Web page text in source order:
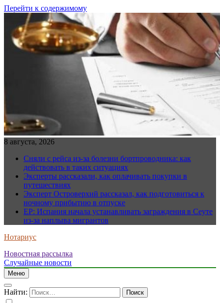
Перейти к содержимому
8 августа, 2026
Сняли с рейса из-за болезни бортпроводника: как
действовать в таких ситуациях
Эксперты рассказали, как оплачивать покупки в
путешествиях
Эксперт Островерхий рассказал, как подготовиться к
ночному прибытию в отпуске
EP: Испания начала устанавливать заграждения в Сеуте
из-за наплыва мигрантов
Нотариус
Новостная рассылка
Случайные новости
Меню
Найти: